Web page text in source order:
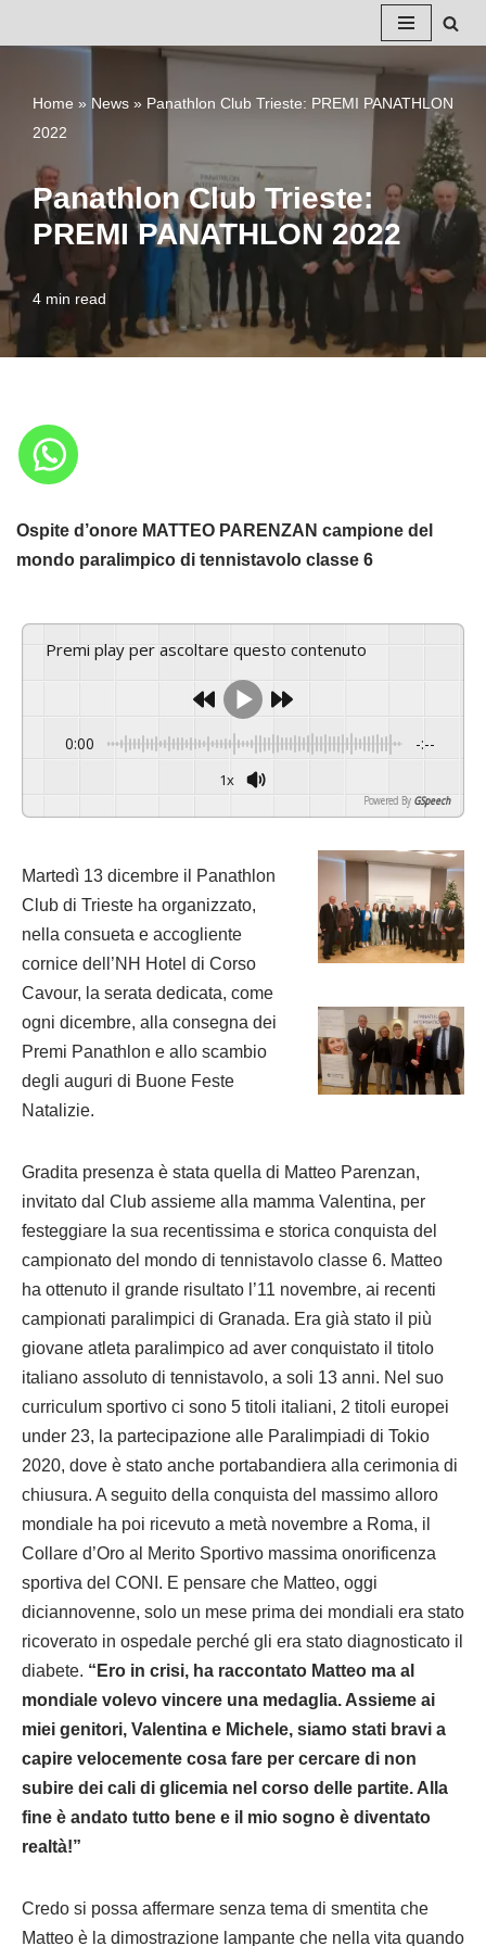
Home » News » Panathlon Club Trieste: PREMI PANATHLON
2022
Panathlon Club Trieste:
PREMI PANATHLON 2022
4 min read
Ospite d’onore MATTEO PARENZAN campione del
mondo paralimpico di tennistavolo classe 6
Premi play per ascoltare questo contenuto
0:00 -:--
1x
Powered By GSpeech
Martedì 13 dicembre il Panathlon
Club di Trieste ha organizzato,
nella consueta e accogliente
cornice dell’NH Hotel di Corso
Cavour, la serata dedicata, come
ogni dicembre, alla consegna dei
Premi Panathlon e allo scambio
degli auguri di Buone Feste
Natalizie.
Gradita presenza è stata quella di Matteo Parenzan,
invitato dal Club assieme alla mamma Valentina, per
festeggiare la sua recentissima e storica conquista del
campionato del mondo di tennistavolo classe 6. Matteo
ha ottenuto il grande risultato l’11 novembre, ai recenti
campionati paralimpici di Granada. Era già stato il più
giovane atleta paralimpico ad aver conquistato il titolo
italiano assoluto di tennistavolo, a soli 13 anni. Nel suo
curriculum sportivo ci sono 5 titoli italiani, 2 titoli europei
under 23, la partecipazione alle Paralimpiadi di Tokio
2020, dove è stato anche portabandiera alla cerimonia di
chiusura. A seguito della conquista del massimo alloro
mondiale ha poi ricevuto a metà novembre a Roma, il
Collare d’Oro al Merito Sportivo massima onorificenza
sportiva del CONI. E pensare che Matteo, oggi
diciannovenne, solo un mese prima dei mondiali era stato
ricoverato in ospedale perché gli era stato diagnosticato il
diabete. “Ero in crisi, ha raccontato Matteo ma al
mondiale volevo vincere una medaglia. Assieme ai
miei genitori, Valentina e Michele, siamo stati bravi a
capire velocemente cosa fare per cercare di non
subire dei cali di glicemia nel corso delle partite. Alla
fine è andato tutto bene e il mio sogno è diventato
realtà!”
Credo si possa affermare senza tema di smentita che
Matteo è la dimostrazione lampante che nella vita quando